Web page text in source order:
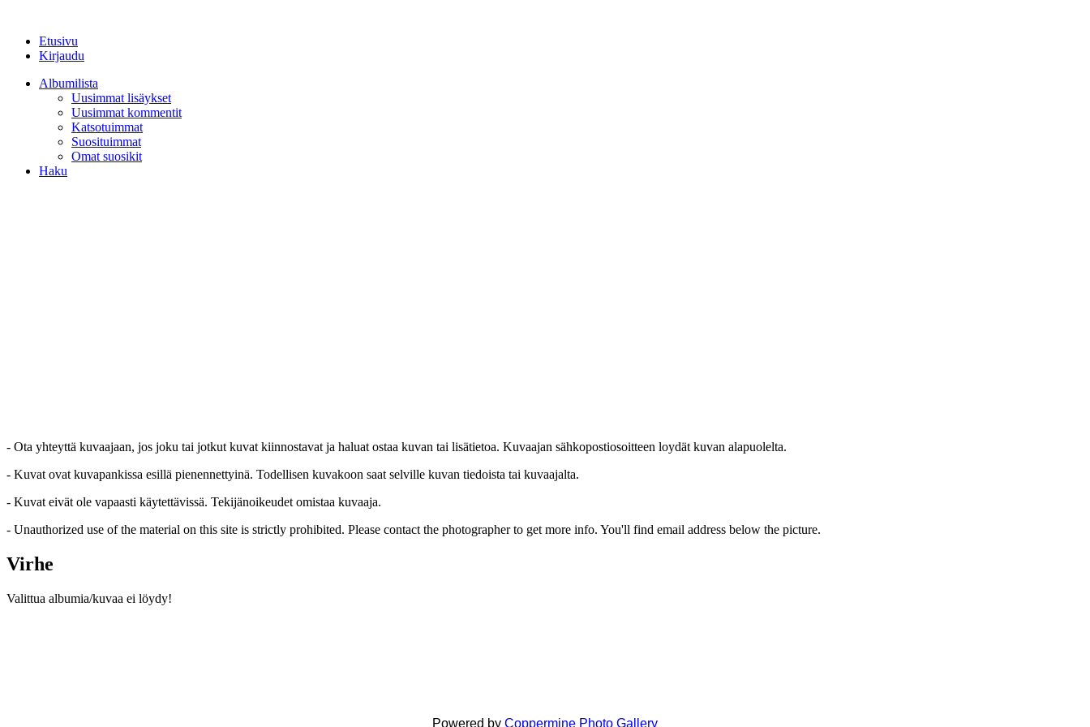
Etusivu
Kirjaudu
Albumilista
Uusimmat lisäykset
Uusimmat kommentit
Katsotuimmat
Suosituimmat
Omat suosikit
Haku
- Ota yhteyttä kuvaajaan, jos joku tai jotkut kuvat kiinnostavat ja haluat ostaa kuvan tai lisätietoa. Kuvaajan sähkopostiosoitteen loydät kuvan alapuolelta.
- Kuvat ovat kuvapankissa esillä pienennettyinä. Todellisen kuvakoon saat selville kuvan tiedoista tai kuvaajalta.
- Kuvat eivät ole vapaasti käytettävissä. Tekijänoikeudet omistaa kuvaaja.
- Unauthorized use of the material on this site is strictly prohibited. Please contact the photographer to get more info. You'll find email address below the picture.
Virhe
Valittua albumia/kuvaa ei löydy!
Powered by Coppermine Photo Gallery